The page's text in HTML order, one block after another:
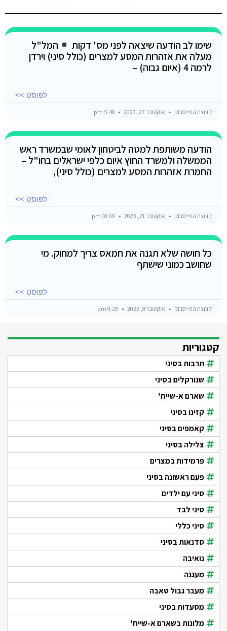
שימו לב הודעה שיצאה לפני מס' דקות
המל"ל
מעלה את אזהרות המסע למצרים (כולל סיני) וירדן
לרמה 4 (איום גבוה) –
לפוסט >>
קבוצת הפייסבוק אוקטובר 27, 2023
הודעה משותפת למטה לביטחון לאומי שבמשרד ראש
הממשלה ולמשרד החוץ איום כלפי ישראלים בחו"ל –
החמרת אזהרות המסע למצרים (כולל סיני),
לפוסט >>
קבוצת הפייסבוק אוקטובר 21, 2023
כל חושה שלא תגנה את חמאס צריך למחוק. מי
שחושב כמוני שישתף
לפוסט >>
קבוצת הפייסבוק אוקטובר 8, 2023
קטגוריות
תרבות בסיני
שנורקלים בסיני
שארם א-שייח'
קזינו בסיני
קאמפים בסיני
צלילה בסיני
פרמידות במצרים
פעם ראשונה בסיני
סיני עם ילדים
סיני לבד
סיני כללי
סדנאות בסיני
נואיבה
מעגנה
מעבר גבול טאבה
מסעדות בסיני
מלונות בשארם א-שייח'